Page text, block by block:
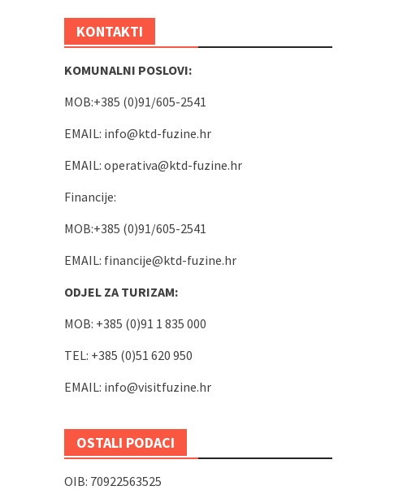
KONTAKTI
KOMUNALNI POSLOVI:
MOB:+385 (0)91/605-2541
EMAIL: info@ktd-fuzine.hr
EMAIL: operativa@ktd-fuzine.hr
Financije:
MOB:+385 (0)91/605-2541
EMAIL: financije@ktd-fuzine.hr
ODJEL ZA TURIZAM:
MOB: +385 (0)91 1 835 000
TEL: +385 (0)51 620 950
EMAIL: info@visitfuzine.hr
OSTALI PODACI
OIB: 70922563525